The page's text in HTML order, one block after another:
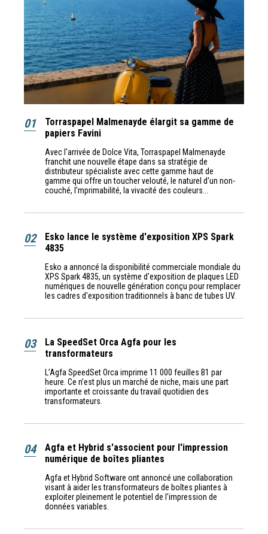
01
Torraspapel Malmenayde élargit sa gamme de
papiers Favini
Avec l'arrivée de Dolce Vita, Torraspapel Malmenayde
franchit une nouvelle étape dans sa stratégie de
distributeur spécialiste avec cette gamme haut de
gamme qui offre un toucher velouté, le naturel d'un non-
couché, l'mprimabilité, la vivacité des couleurs...
02
Esko lance le système d'exposition XPS Spark
4835
Esko a annoncé la disponibilité commerciale mondiale du
XPS Spark 4835, un système d'exposition de plaques LED
numériques de nouvelle génération conçu pour remplacer
les cadres d'exposition traditionnels à banc de tubes UV.
03
La SpeedSet Orca Agfa pour les
transformateurs
L’Agfa SpeedSet Orca imprime 11 000 feuilles B1 par
heure. Ce n’est plus un marché de niche, mais une part
importante et croissante du travail quotidien des
transformateurs.
04
Agfa et Hybrid s'associent pour l'impression
numérique de boîtes pliantes
Agfa et Hybrid Software ont annoncé une collaboration
visant à aider les transformateurs de boîtes pliantes à
exploiter pleinement le potentiel de l'impression de
données variables.